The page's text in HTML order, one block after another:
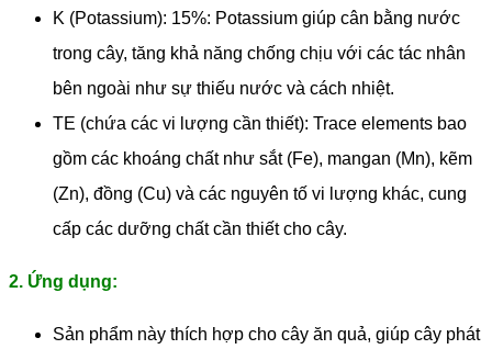
K (Potassium): 15%: Potassium giúp cân bằng nước
trong cây, tăng khả năng chống chịu với các tác nhân
bên ngoài như sự thiếu nước và cách nhiệt.
TE (chứa các vi lượng cần thiết): Trace elements bao
gồm các khoáng chất như sắt (Fe), mangan (Mn), kẽm
(Zn), đồng (Cu) và các nguyên tố vi lượng khác, cung
cấp các dưỡng chất cần thiết cho cây.
2. Ứng dụng:
Sản phẩm này thích hợp cho cây ăn quả, giúp cây phát